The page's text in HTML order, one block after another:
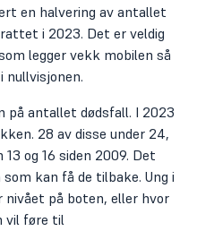
en halvering av antallet
i 2023. Det er veldig
legger vekk mobilen så
på antallet dødsfall. I 2023
28 av disse under 24,
og 16 siden 2009. Det
kan få de tilbake. Ung i
på boten, eller hvor
vil føre til